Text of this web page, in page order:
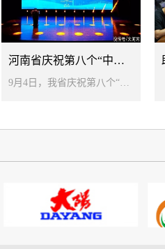
河南省庆祝第八个“中华慈善日”活动举行